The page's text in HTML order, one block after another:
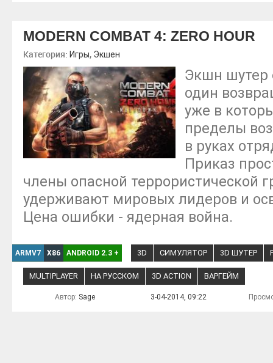
MODERN COMBAT 4: ZERO HOUR
Категория: Игры, Экшен
Экшн шутер
один
уже в
пределы
в руках
Приказ
члены опасной террористической
удерживают мировых лидеров и
Цена ошибки - ядерная война.
ARMV7 X86 ANDROID 2.3 + 3D СИМУЛЯТОР 3D ШУТЕР
MULTIPLAYER НА РУССКОМ 3D ACTION ВАРГЕЙМ
Автор: Sage 3-04-2014, 09:22